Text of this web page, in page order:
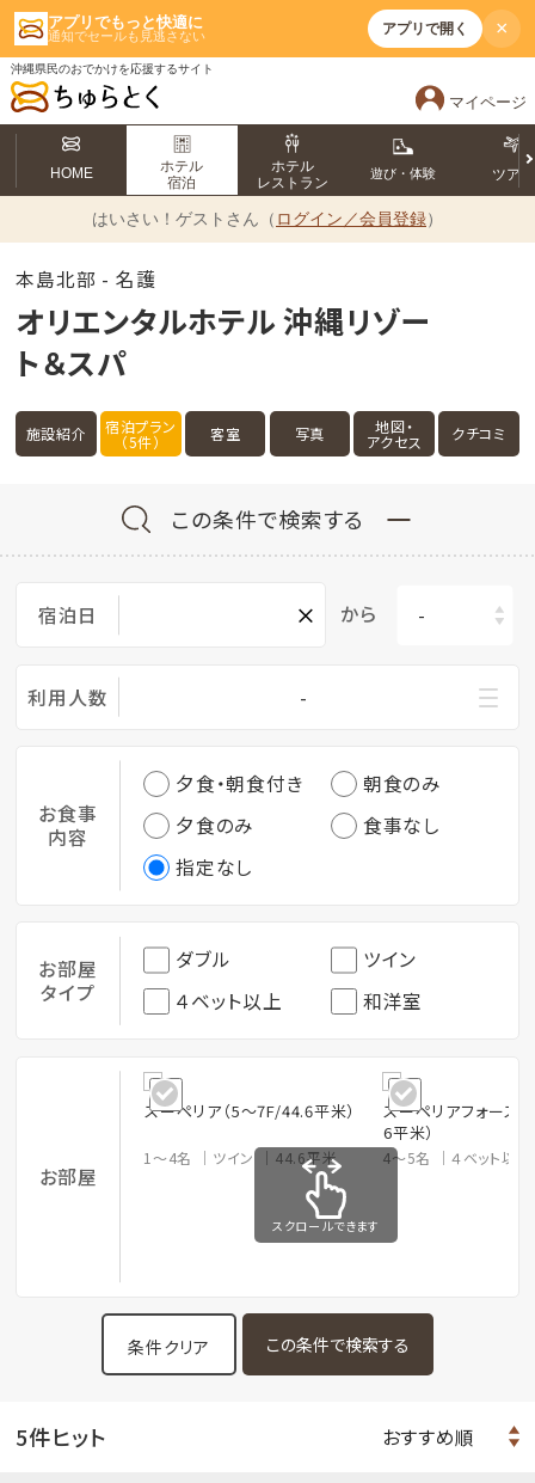
アプリでもっと快適に
通知でセールも見逃さない アプリで開く ×
沖縄県民のおでかけを応援するサイト
マイページ
HOME
ホテル
宿泊
ホテル
レストラン
遊び・体験 ツアー
はいさい！ ゲストさん（ ログイン／会員登録）
本島北部 - 名護
オリエンタルホテル 沖縄リゾー
ト＆スパ
施設紹介 宿泊プラン
（5件） 客室 写真 地図・
アクセス クチコミ
この条件で検索する
宿泊日 × から
利用人数 -
お食事
内容
夕食・朝食付き
朝食のみ
夕食のみ
食事なし
指定なし
お部屋
タイプ
ダブル
ツイン
４ベット以上
和洋室
お部屋
スーペリア（5～7F/44.6平米）
1～4名 ツイン 44.6平米
スーペリアフォース
6平米）
4～5名 ４ベット以
スクロールできます
条件クリア
5件ヒット